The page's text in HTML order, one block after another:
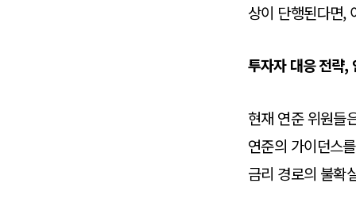
상이 단행된다면,
투자자 대응 전략,
현재 연준 위원들
연준의 가이던스
금리 경로의 불확